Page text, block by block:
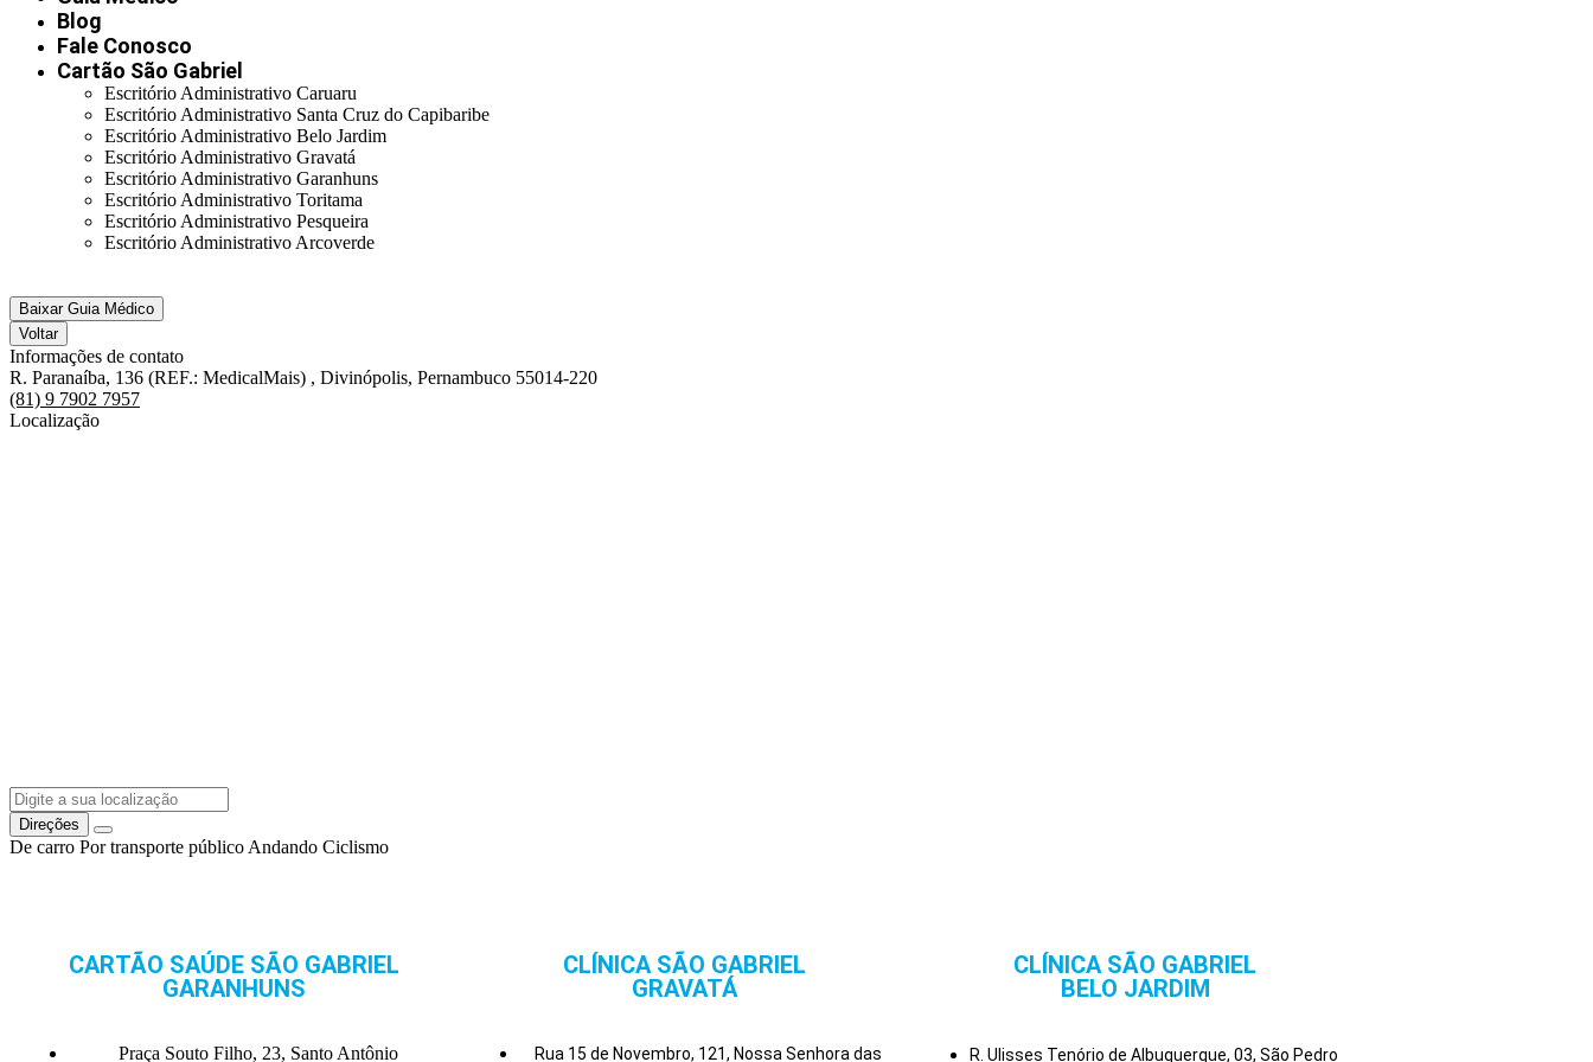
Blog
Fale Conosco
Cartão São Gabriel
Escritório Administrativo Caruaru
Escritório Administrativo Santa Cruz do Capibaribe
Escritório Administrativo Belo Jardim
Escritório Administrativo Gravatá
Escritório Administrativo Garanhuns
Escritório Administrativo Toritama
Escritório Administrativo Pesqueira
Escritório Administrativo Arcoverde
Baixar Guia Médico
Voltar
Informações de contato
R. Paranaíba, 136 (REF.: MedicalMais) , Divinópolis, Pernambuco 55014-220
(81) 9 7902 7957
Localização
Direções
De carro Por transporte público Andando Ciclismo
CARTÃO SAÚDE SÃO GABRIEL
GARANHUNS
Praça Souto Filho, 23, Santo Antônio
CLÍNICA SÃO GABRIEL
GRAVATÁ
Rua 15 de Novembro, 121, Nossa Senhora das
CLÍNICA SÃO GABRIEL
BELO JARDIM
R. Ulisses Tenório de Albuquerque, 03, São Pedro